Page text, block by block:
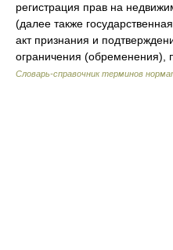
регистрация прав на
(далее также
акт признания и
ограничения
Словарь-справочник терминов